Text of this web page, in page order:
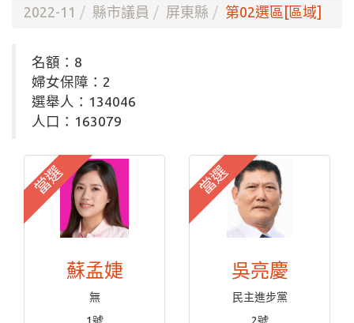
2022-11 縣市議員 屏東縣 第02選區[區域]
名額：8
婦女保障：2
選舉人：134046
人口：163079
當選
蘇孟婕
無
當選
吳亮慶
民主進步黨